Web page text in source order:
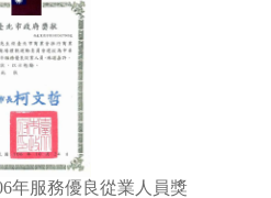
年服務優良從業人員獎